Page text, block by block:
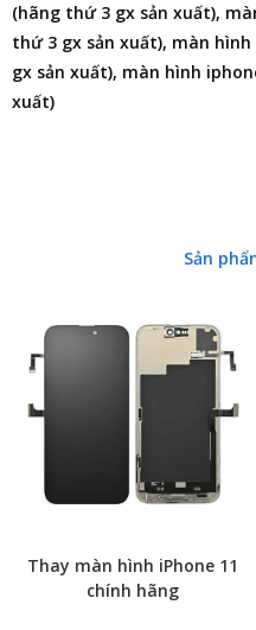
(hãng thứ 3 gx sản xuất),
thứ 3 gx sản xuất), màn
gx sản xuất), màn hình
xuất)
Sản
Thay màn hình iPhone 11
chính hãng